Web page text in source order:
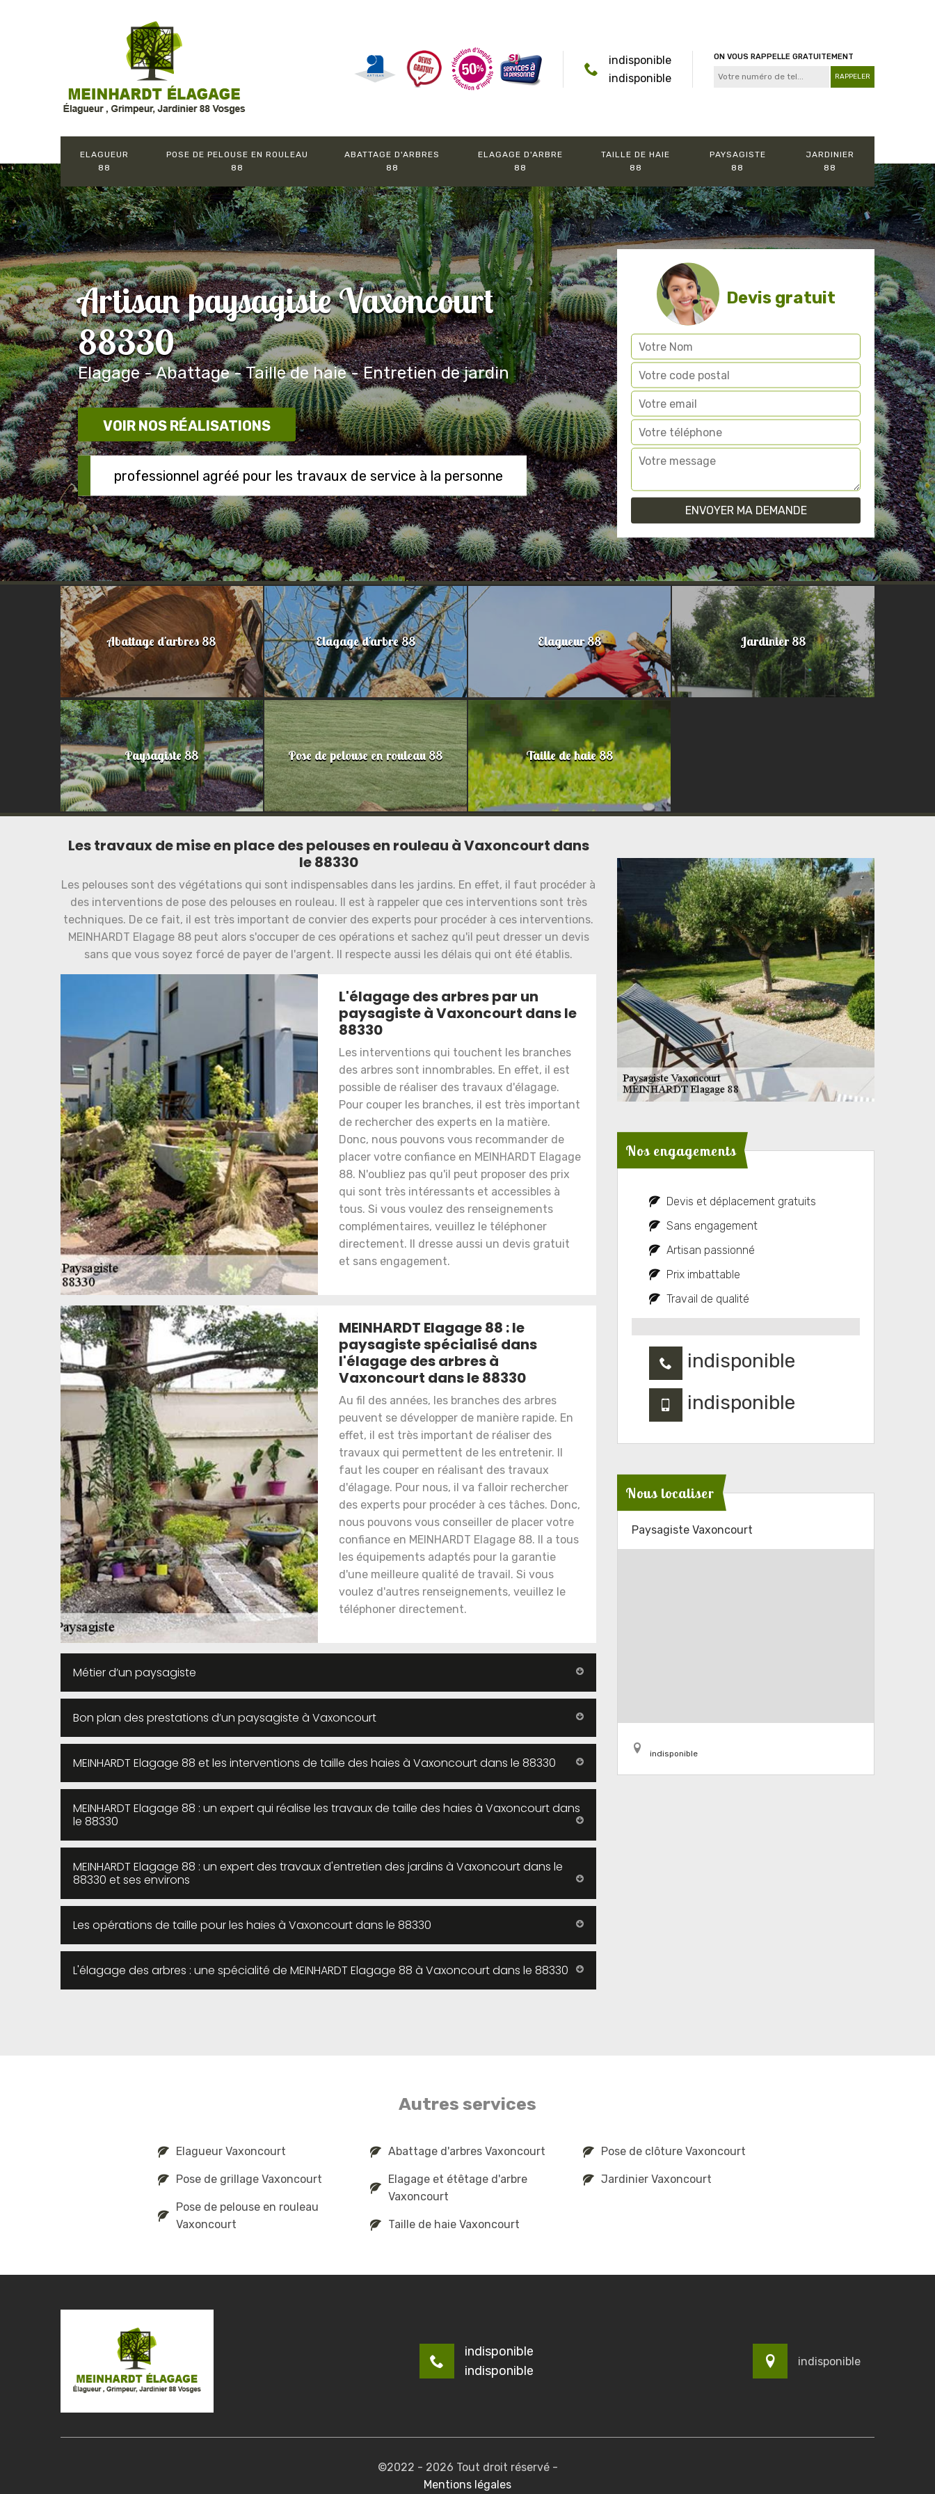
indisponible
indisponible
ON VOUS RAPPELLE GRATUITEMENT
ELAGUEUR
88
POSE DE PELOUSE EN ROULEAU
88
ABATTAGE D'ARBRES
88
ELAGAGE D'ARBRE
88
TAILLE DE HAIE
88
PAYSAGISTE
88
JARDINIER
88
Artisan paysagiste Vaxoncourt
88330
Elagage - Abattage - Taille de haie - Entretien de jardin
VOIR NOS RÉALISATIONS
professionnel agréé pour les travaux de service à la personne
Devis gratuit
Abattage d'arbres 88 Elagage d'arbre 88 Elagueur 88 Jardinier 88
Paysagiste 88 Pose de pelouse en rouleau 88 Taille de haie 88
Les travaux de mise en place des pelouses en rouleau à Vaxoncourt dans
le 88330
Les pelouses sont des végétations qui sont indispensables dans les jardins. En effet, il faut procéder à
des interventions de pose des pelouses en rouleau. Il est à rappeler que ces interventions sont très
techniques. De ce fait, il est très important de convier des experts pour procéder à ces interventions.
MEINHARDT Elagage 88 peut alors s'occuper de ces opérations et sachez qu'il peut dresser un devis
sans que vous soyez forcé de payer de l'argent. Il respecte aussi les délais qui ont été établis.
L'élagage des arbres par un
paysagiste à Vaxoncourt dans le
88330
Les interventions qui touchent les branches
des arbres sont innombrables. En effet, il est
possible de réaliser des travaux d'élagage.
Pour couper les branches, il est très important
de rechercher des experts en la matière.
Donc, nous pouvons vous recommander de
placer votre confiance en MEINHARDT Elagage
88. N'oubliez pas qu'il peut proposer des prix
qui sont très intéressants et accessibles à
tous. Si vous voulez des renseignements
complémentaires, veuillez le téléphoner
directement. Il dresse aussi un devis gratuit
et sans engagement.
MEINHARDT Elagage 88 : le
paysagiste spécialisé dans
l'élagage des arbres à
Vaxoncourt dans le 88330
Au fil des années, les branches des arbres
peuvent se développer de manière rapide. En
effet, il est très important de réaliser des
travaux qui permettent de les entretenir. Il
faut les couper en réalisant des travaux
d'élagage. Pour nous, il va falloir rechercher
des experts pour procéder à ces tâches. Donc,
nous pouvons vous conseiller de placer votre
confiance en MEINHARDT Elagage 88. Il a tous
les équipements adaptés pour la garantie
d'une meilleure qualité de travail. Si vous
voulez d'autres renseignements, veuillez le
téléphoner directement.
Métier d’un paysagiste
Bon plan des prestations d’un paysagiste à Vaxoncourt
MEINHARDT Elagage 88 et les interventions de taille des haies à Vaxoncourt dans le 88330
MEINHARDT Elagage 88 : un expert qui réalise les travaux de taille des haies à Vaxoncourt dans
le 88330
MEINHARDT Elagage 88 : un expert des travaux d'entretien des jardins à Vaxoncourt dans le
88330 et ses environs
Les opérations de taille pour les haies à Vaxoncourt dans le 88330
L'élagage des arbres : une spécialité de MEINHARDT Elagage 88 à Vaxoncourt dans le 88330
Nos engagements
Devis et déplacement gratuits
Sans engagement
Artisan passionné
Prix imbattable
Travail de qualité
indisponible
indisponible
Nous localiser
Paysagiste Vaxoncourt
indisponible
Autres services
Elagueur Vaxoncourt
Pose de grillage Vaxoncourt
Pose de pelouse en rouleau
Vaxoncourt
Abattage d'arbres Vaxoncourt
Elagage et étêtage d'arbre
Vaxoncourt
Taille de haie Vaxoncourt
Pose de clôture Vaxoncourt
Jardinier Vaxoncourt
indisponible
indisponible
indisponible
©2022 - 2026 Tout droit réservé -
Mentions légales